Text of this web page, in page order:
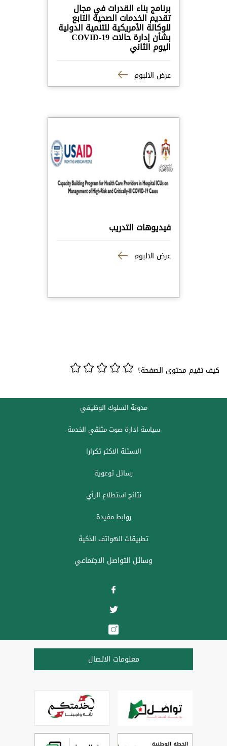
برنامج بناء القدرات في مجال
تقديم الخدمات الصحية التابع
للوكالة الأمريكية للتنمية الدولية
بشأن إدارة حالات COVID-19
اليوم الثاني
عرض الالبوم
فيديوهات التدريب
عرض الالبوم
كيف تقيم محتوى الصفحة؟
مدونة السلوك الوظيفي
سياسة ادارة صوت متلقي الخدمة
الاسئلة الاكثر تكرارا
رسائل توعوية
نتائج استطلاع الرأي
روابط مفيدة
تطبيقات الهواتف الذكية
وسائل التواصل الاجتماعي
معلومات الاتصال